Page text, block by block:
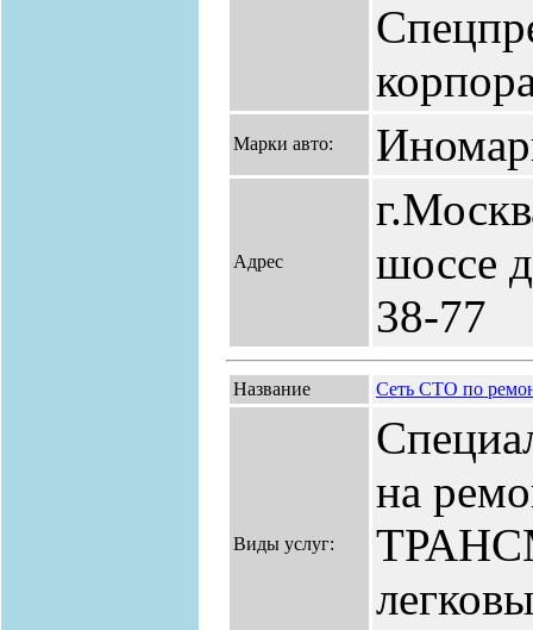
Марки авто:
Адрес
шоссе
38-77
Название Сеть СТО по
Виды услуг:
на